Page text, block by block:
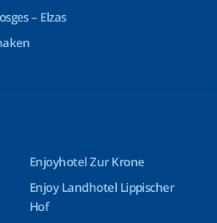
– Elzas
Enjoyhotel Zur Krone
Enjoy Landhotel Lippischer
Hof